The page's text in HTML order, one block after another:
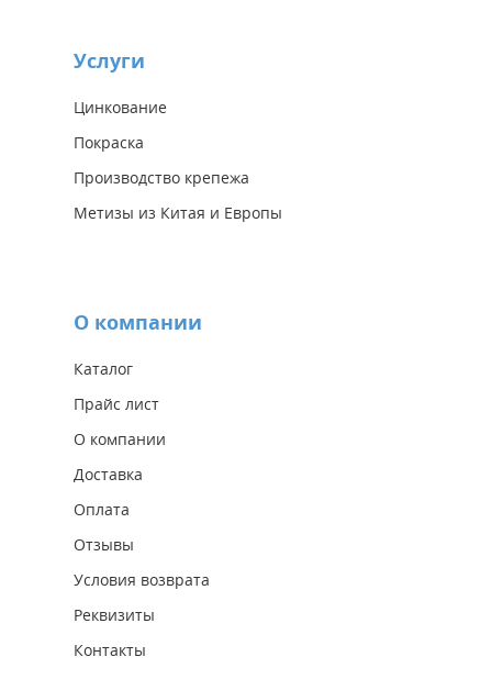
Услуги
Цинкование
Покраска
Производство крепежа
Метизы из Китая и Европы
О компании
Каталог
Прайс лист
О компании
Доставка
Оплата
Отзывы
Условия возврата
Реквизиты
Контакты